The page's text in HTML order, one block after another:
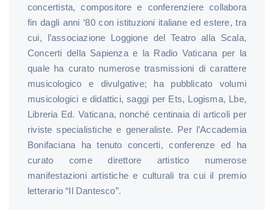
concertista, compositore e conferenziere collabora
fin dagli anni ‘80 con istituzioni italiane ed estere, tra
cui, l’associazione Loggione del Teatro alla Scala,
Concerti della Sapienza e la Radio Vaticana per la
quale ha curato numerose trasmissioni di carattere
musicologico e divulgative; ha pubblicato volumi
musicologici e didattici, saggi per Ets, Logisma, Lbe,
Libreria Ed. Vaticana, nonché centinaia di articoli per
riviste specialistiche e generaliste. Per l’Accademia
Bonifaciana ha tenuto concerti, conferenze ed ha
curato come direttore artistico numerose
manifestazioni artistiche e culturali tra cui il premio
letterario “Il Dantesco”.